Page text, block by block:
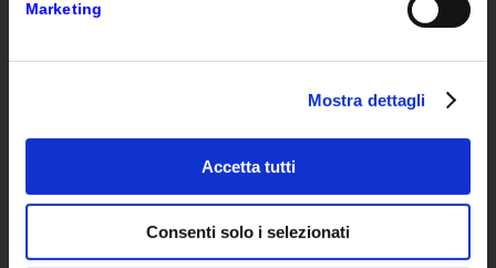
Marketing
Mostra dettagli
Accetta tutti
Consenti solo i selezionati
Var Prime è la società di Var Group specializzata in
media impresa e gruppi internazionali con verticali e
CUSTOMER PORTAL